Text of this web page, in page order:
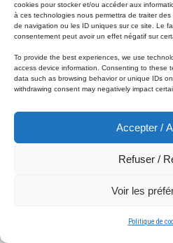
cookies pour stocker et/ou accéder aux
à ces technologies nous permettra de traiter
de navigation ou les ID uniques sur ce site. Le
consentement peut avoir un effet négatif sur
To provide the best experiences, we use
access device information. Consenting to these
data such as browsing behavior or unique IDs
withdrawing consent may negatively impact
Accepter /
Refuser /
Voir les
Politique de